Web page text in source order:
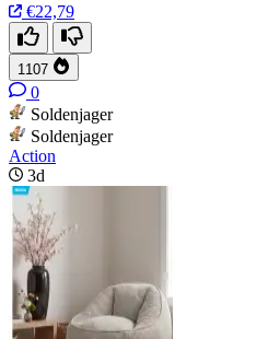
€22,79
1107
0
Soldenjager
Soldenjager
Action
3d